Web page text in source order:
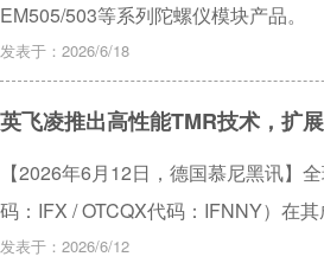
EM505/503等系列陀螺仪模块产品。
发表于：2026/6/18
英飞凌推出高性能TMR技术，扩
【2026年6月12日，德国慕尼黑讯】
码：IFX / OTCQX代码：IFNNY）在
传感器产品系列。该系统作为对公司
发表于：2026/6/12